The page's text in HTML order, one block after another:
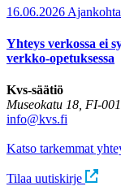
16.06.2026
Yhteys verkossa ei
verkko-opetuksessa
Kvs-säätiö
Museokatu 18, FI-
info@kvs.fi
Katso tarkemmat
Tilaa uutiskirje